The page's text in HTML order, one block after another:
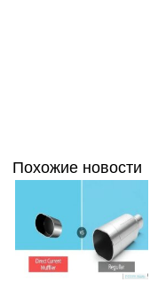
Похожие новости